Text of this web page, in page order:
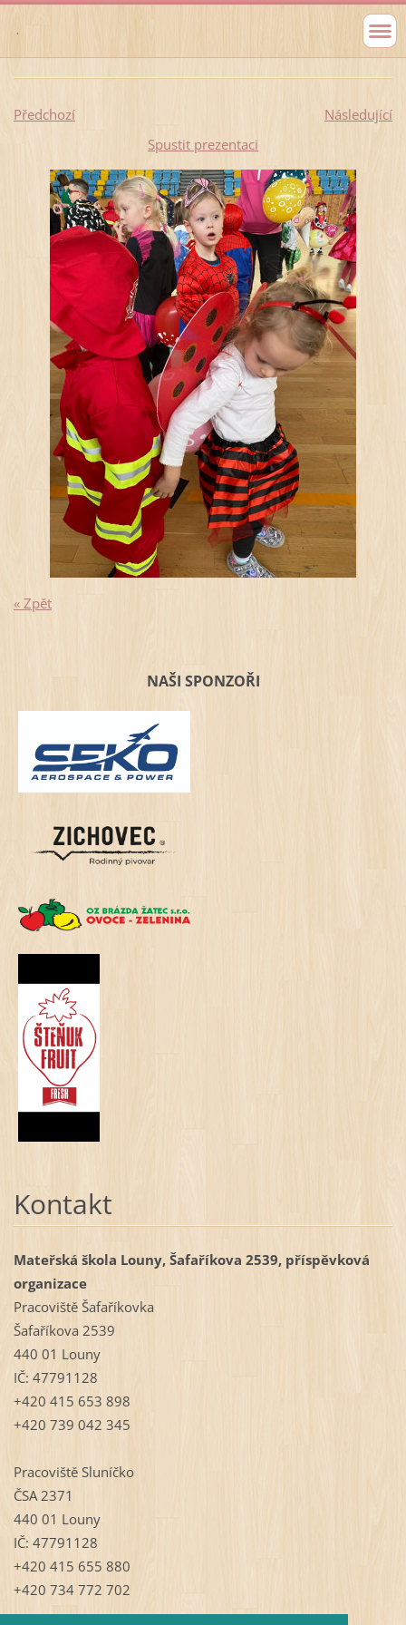
.
Předchozí
Následující
Spustit prezentaci
« Zpět
NAŠI SPONZOŘI
Kontakt
Mateřská škola Louny, Šafaříkova 2539, příspěvková
organizace
Pracoviště Šafaříkovka
Šafaříkova 2539
440 01 Louny
IČ: 47791128
+420 415 653 898
+420 739 042 345
Pracoviště Sluníčko
ČSA 2371
440 01 Louny
IČ: 47791128
+420 415 655 880
+420 734 772 702